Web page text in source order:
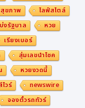
ร. ปริญญ์กล่าวทิ้ง
Finn และ Universit
าวิทยาลัยและพันธ
Nishan Canag
สุขภาพ
ไลฟ์สไตล์
งรัฐบาล
หวย
เรียงเบอร์
สุ่มเลขนำโชค
หวยงวดนี้
ไวร์
newswire
จองตั๋วรถทัวร์